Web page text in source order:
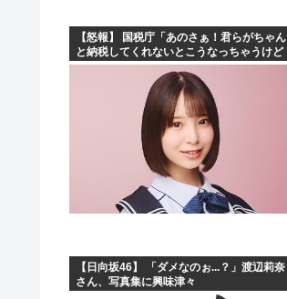
【怒報】 国税庁「あのさぁ！君らがちゃん
と納税してくれないとこうなっちゃうけど
どうする？！」←これw w w w w w w w
【日向坂46】 「ダメなのぉ...？」渡辺莉奈
さん、写真集に興味津々